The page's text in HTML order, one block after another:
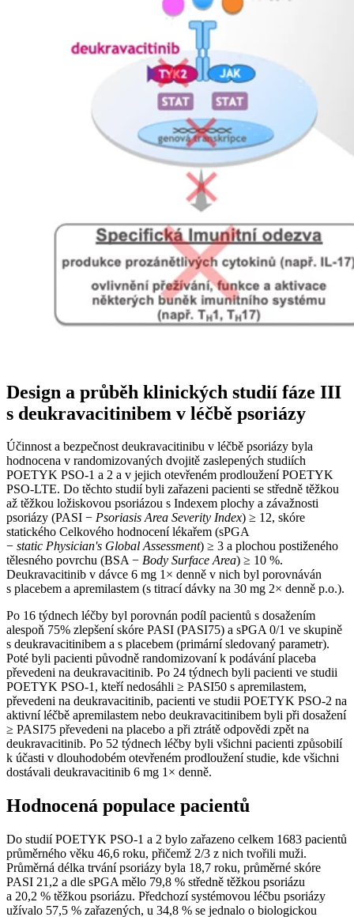
Design a průběh klinických studií fáze III
s deukravacitinibem v léčbě psoriázy
Účinnost a bezpečnost deukravacitinibu v léčbě psoriázy byla
hodnocena v randomizovaných dvojitě zaslepených studiích
POETYK PSO-1 a 2 a v jejich otevřeném prodloužení POETYK
PSO-LTE. Do těchto studií byli zařazeni pacienti se středně těžkou
až těžkou ložiskovou psoriázou s Indexem plochy a závažnosti
psoriázy (PASI −⁠ Psoriasis Area Severity Index) ≥ 12, skóre
statického Celkového hodnocení lékařem (sPGA
−⁠ static Physician's Global Assessment) ≥ 3 a plochou postiženého
tělesného povrchu (BSA −⁠ Body Surface Area) ≥ 10 %.
Deukravacitinib v dávce 6 mg 1× denně v nich byl porovnáván
s placebem a apremilastem (s titrací dávky na 30 mg 2× denně p.o.).
Po 16 týdnech léčby byl porovnán podíl pacientů s dosažením
alespoň 75% zlepšení skóre PASI (PASI75) a sPGA 0/1 ve skupině
s deukravacitinibem a s placebem (primární sledovaný parametr).
Poté byli pacienti původně randomizovaní k podávání placeba
převedeni na deukravacitinib. Po 24 týdnech byli pacienti ve studii
POETYK PSO-1, kteří nedosáhli ≥ PASI50 s apremilastem,
převedeni na deukravacitinib, pacienti ve studii POETYK PSO-2 na
aktivní léčbě apremilastem nebo deukravacitinibem byli při dosažení
≥ PASI75 převedeni na placebo a při ztrátě odpovědi zpět na
deukravacitinib. Po 52 týdnech léčby byli všichni pacienti způsobilí
k účasti v dlouhodobém otevřeném prodloužení studie, kde všichni
dostávali deukravacitinib 6 mg 1× denně.
Hodnocená populace pacientů
Do studií POETYK PSO-1 a 2 bylo zařazeno celkem 1683 pacientů
průměrného věku 46,6 roku, přičemž 2/3 z nich tvořili muži.
Průměrná délka trvání psoriázy byla 18,7 roku, průměrné skóre
PASI 21,2 a dle sPGA mělo 79,8 % středně těžkou psoriázu
a 20,2 % těžkou psoriázu. Předchozí systémovou léčbu psoriázy
užívalo 57,5 % zařazených, u 34,8 % se jednalo o biologickou